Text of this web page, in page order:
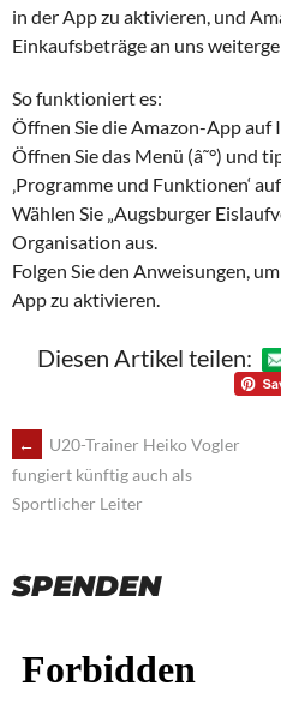
in der App zu aktivieren, und
Einkaufsbeträge an uns
So funktioniert es:
Öffnen Sie die Amazon-App
Öffnen Sie das Menü (â˜°) und
‚Programme und Funktionen‘ auf
Wählen Sie „Augsburger
Organisation aus.
Folgen Sie den Anweisungen,
App zu aktivieren.
Diesen Artikel teilen:
POST
NAVIGATION
←
U20-Trainer Heiko Vogler
fungiert künftig auch als
Sportlicher Leiter
SPENDEN